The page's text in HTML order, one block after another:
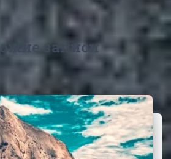
записи